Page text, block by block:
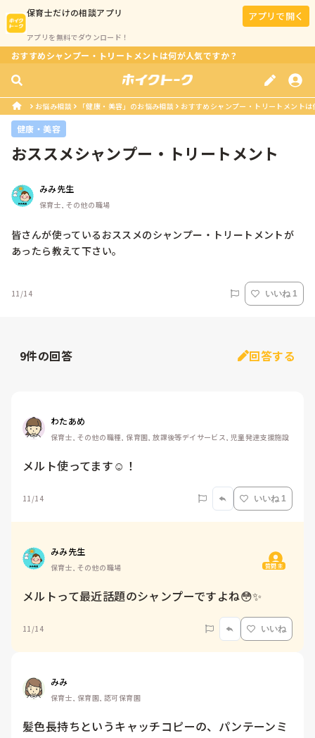
保育士だけの相談アプリ
アプリを無料でダウンロード！
アプリで開く
おすすめシャンプー・トリートメントは何が人気ですか？
お悩み相談 「健康・美容」のお悩み相談 おすすめシャンプー・トリートメント
健康・美容
おススメシャンプー・トリートメント
みみ先生
保育士, その他の職場
皆さんが使っているおススメのシャンプー・トリートメントが
11/14 いいね 1
9件の回答 回答する
わたあめ
保育士, その他の職種, 保育園, 放課後等デイサービス, 児童発達支援施設
11/14 いいね 1
みみ先生
保育士, その他の職場 質問主
メルトって最近話題のシャンプーですよね😳✨
11/14 いいね
みみ
保育士, 保育園, 認可保育園
髪色長持ちというキャッチコピーの、パンテーンミ